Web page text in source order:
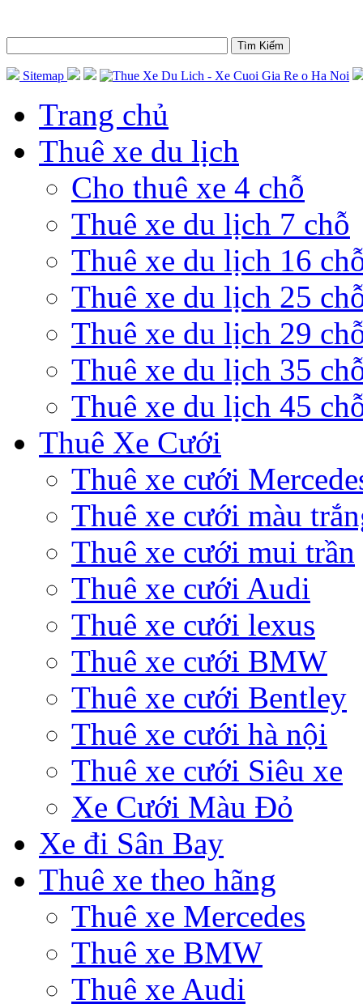
Sitemap
Trang chủ
Thuê xe du lịch
Cho thuê xe 4 chỗ
Thuê xe du lịch 7 chỗ
Thuê xe du lịch 16
Thuê xe du lịch 25
Thuê xe du lịch 29
Thuê xe du lịch 35
Thuê xe du lịch 45
Thuê Xe Cưới
Thuê xe cưới
Thuê xe cưới màu
Thuê xe cưới mui trần
Thuê xe cưới Audi
Thuê xe cưới lexus
Thuê xe cưới BMW
Thuê xe cưới Bentley
Thuê xe cưới hà nội
Thuê xe cưới Siêu xe
Xe Cưới Màu Đỏ
Xe đi Sân Bay
Thuê xe theo hãng
Thuê xe Mercedes
Thuê xe BMW
Thuê xe Audi